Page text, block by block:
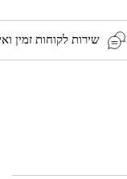
שירות לקוחות זמין